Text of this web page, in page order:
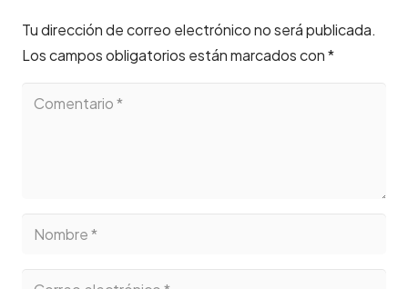
Tu dirección de correo electrónico no será publicada.
Los campos obligatorios están marcados con*